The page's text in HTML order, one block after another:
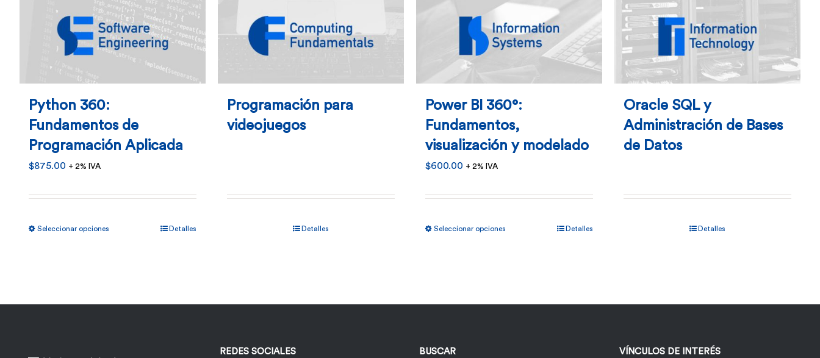
Python 360:
Fundamentos de
Programación Aplicada
$875.00 + 2% IVA
Seleccionar opciones Detalles
Programación para
videojuegos
Detalles
Power BI 360°:
Fundamentos,
visualización y modelado
$600.00 + 2% IVA
Seleccionar opciones Detalles
Oracle SQL y
Administración de Bases
de Datos
Detalles
REDES SOCIALES BUSCAR VÍNCULOS DE INTERÉS